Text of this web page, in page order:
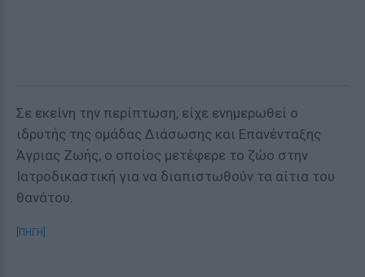
Σε εκείνη την περίπτωση, είχε ενημερωθεί ο
ιδρυτής της ομάδας Διάσωσης και Επανένταξης
Άγριας Ζωής, ο οποίος μετέφερε το ζώο στην
Ιατροδικαστική για να διαπιστωθούν τα αίτια του
θανάτου.
[ΠΗΓΗ]